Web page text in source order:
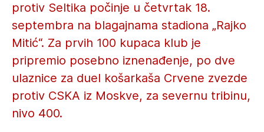
protiv Seltika počinje u četvrtak 18.
septembra na blagajnama stadiona „Rajko
Mitić“. Za prvih 100 kupaca klub je
pripremio posebno iznenađenje, po dve
ulaznice za duel košarkaša Crvene zvezde
protiv CSKA iz Moskve, za severnu tribinu,
nivo 400.